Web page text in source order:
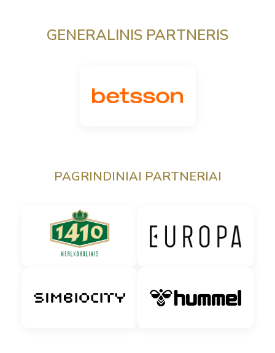
GENERALINIS PARTNERIS
PAGRINDINIAI PARTNERIAI